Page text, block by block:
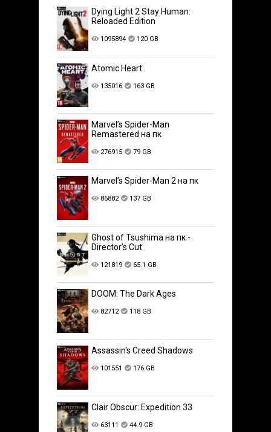
Dying Light 2 Stay Human:
Reloaded Edition
1095894 120 GB
Atomic Heart
135016 163 GB
Marvel’s Spider-Man
Remastered на пк
276915 79 GB
Marvel’s Spider-Man 2 на пк
86882 137 GB
Ghost of Tsushima на пк -
Director's Cut
121819 65.1 GB
DOOM: The Dark Ages
82712 118 GB
Assassin's Creed Shadows
101551 176 GB
Clair Obscur: Expedition 33
63111 44.9 GB